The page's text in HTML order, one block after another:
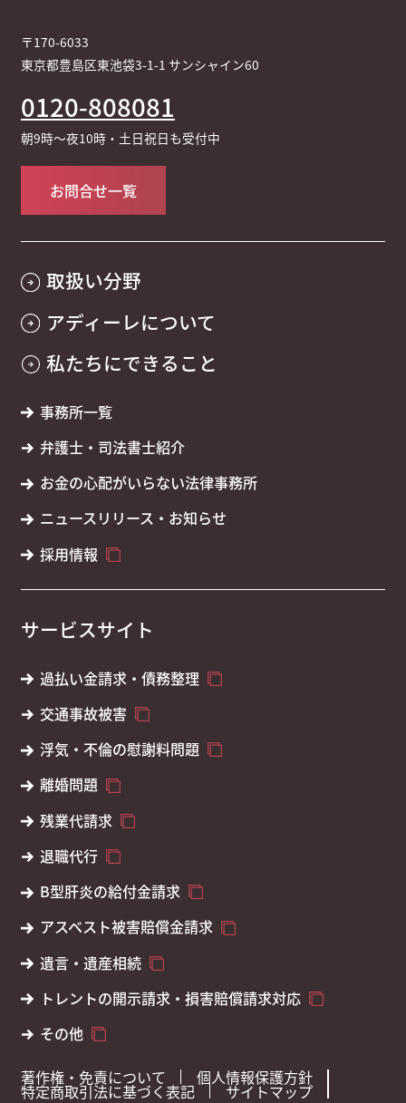
〒170-6033
東京都豊島区東池袋3-1-1 サンシャイン60
0120-808081
朝9時～夜10時・土日祝日も受付中
お問合せ一覧
取扱い分野
アディーレについて
私たちにできること
事務所一覧
弁護士・司法書士紹介
お金の心配がいらない法律事務所
ニュースリリース・お知らせ
採用情報
サービスサイト
過払い金請求・債務整理
交通事故被害
浮気・不倫の慰謝料問題
離婚問題
残業代請求
退職代行
B型肝炎の給付金請求
アスベスト被害賠償金請求
遺言・遺産相続
トレントの開示請求・損害賠償請求対応
その他
著作権・免責について
個人情報保護方針
特定商取引法に基づく表記 サイトマップ